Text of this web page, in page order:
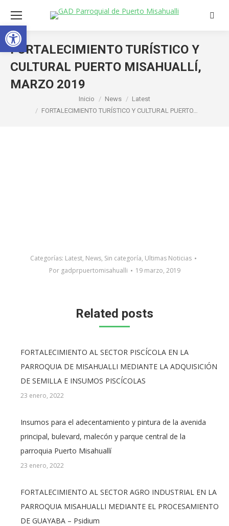
FORTALECIMIENTO TURÍSTICO Y
CULTURAL PUERTO MISAHUALLÍ,
MARZO 2019
Inicio News
Latest
FORTALECIMIENTO TURÍSTICO Y CULTURAL PUERTO…
Categorías: Latest, News, Sin categoría, Ultimas Noticias
Por gadprpuertomisahualli 19 marzo, 2019
Related posts
FORTALECIMIENTO AL SECTOR PISCÍCOLA EN LA
PARROQUIA DE MISAHUALLI MEDIANTE LA ADQUISICIÓN
DE SEMILLA E INSUMOS PISCÍCOLAS
23 enero, 2022
Insumos para el adecentamiento y pintura de la avenida
principal, bulevard, malecón y parque central de la
parroquia Puerto Misahuallí
23 enero, 2022
FORTALECIMIENTO AL SECTOR AGRO INDUSTRIAL EN LA
PARROQUIA MISAHUALLI MEDIANTE EL PROCESAMIENTO
DE GUAYABA – Psidium
Abrir barra de herramientas